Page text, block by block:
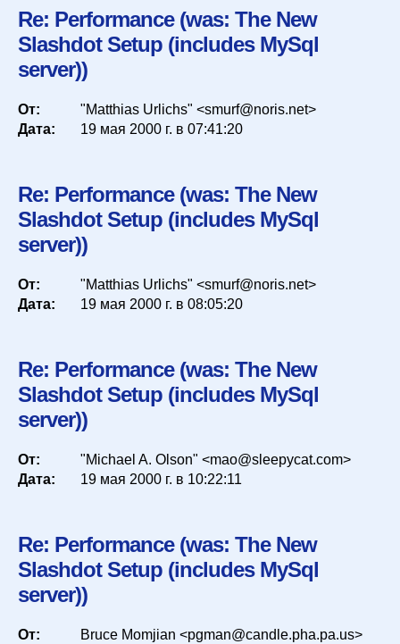
Re: Performance (was: The New
Slashdot Setup (includes MySql
server))
От:
"Matthias Urlichs" <smurf@noris.net>
Дата:
19 мая 2000 г. в 07:41:20
Re: Performance (was: The New
Slashdot Setup (includes MySql
server))
От:
"Matthias Urlichs" <smurf@noris.net>
Дата:
19 мая 2000 г. в 08:05:20
Re: Performance (was: The New
Slashdot Setup (includes MySql
server))
От:
"Michael A. Olson" <mao@sleepycat.com>
Дата:
19 мая 2000 г. в 10:22:11
Re: Performance (was: The New
Slashdot Setup (includes MySql
server))
От:
Bruce Momjian <pgman@candle.pha.pa.us>